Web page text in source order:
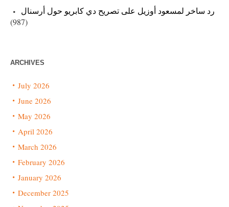
رد ساخر لمسعود أوزيل على تصريح دي كابريو حول أرسنال
(987)
ARCHIVES
July 2026
June 2026
May 2026
April 2026
March 2026
February 2026
January 2026
December 2025